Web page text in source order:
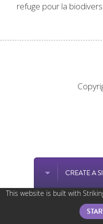
refuge pour la
CREATE A
This website is built with